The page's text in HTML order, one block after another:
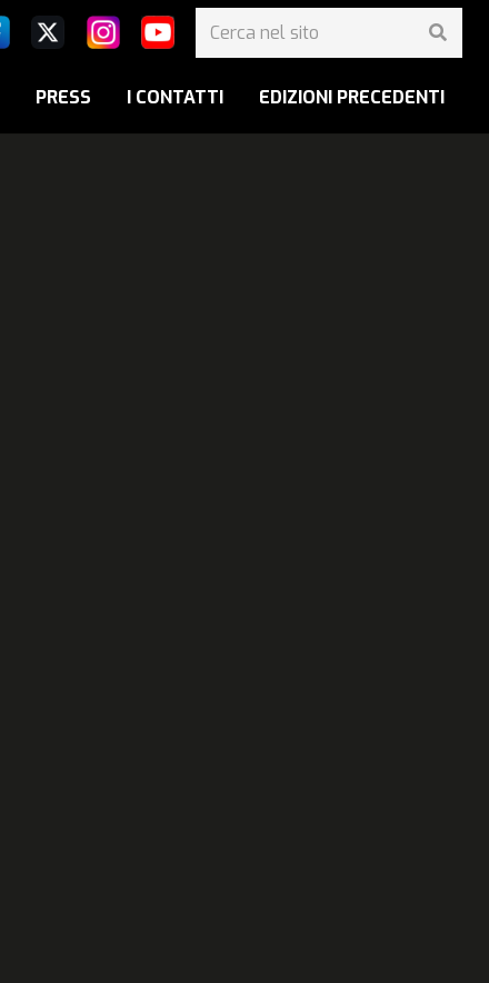
PRESS I CONTATTI EDIZIONI PRECEDENTI